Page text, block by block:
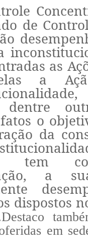
de
as
a
dentre
o
da
tem
a
dispostos
Destaco
em